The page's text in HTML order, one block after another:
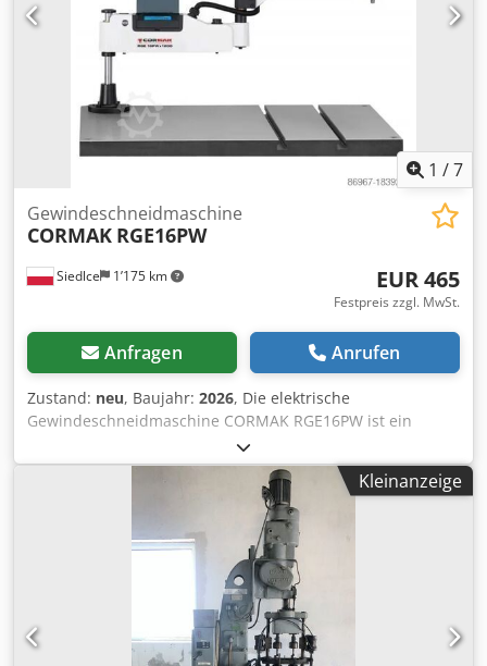
1 /7
Siedlce 1’175 km
Gewindeschneidmaschine
CORMAK RGE16PW
EUR 465
Festpreis zzgl. MwSt.
Anfragen Anrufen
Zustand: neu, Baujahr: 2026, Die elektrische
Gewindeschneidmaschine CORMAK RGE16PW ist ein
fortschrittliches Gerät, das für das Schneiden von
Gewinden in einer Vielzahl von Materialien entwickelt
wurde und sowohl in der Industrie als auch in
Handwerksbetrieben Anwendung findet. Dank ihrer
innovativen Technologie und Konstruktion verkürzt die
CORMAK RGE16PW die Gewindeschneidzeit erheblich und
bietet eine höhere Effizienz und Präzision, was sie zu
einem unverzichtbaren Werkzeug in jedem
Produktionsbetrieb macht. Es handelt sich um ein Gerät,
das Geschwindigkeit, Genauigkeit und Zuverlässigkeit
Kleinanzeige